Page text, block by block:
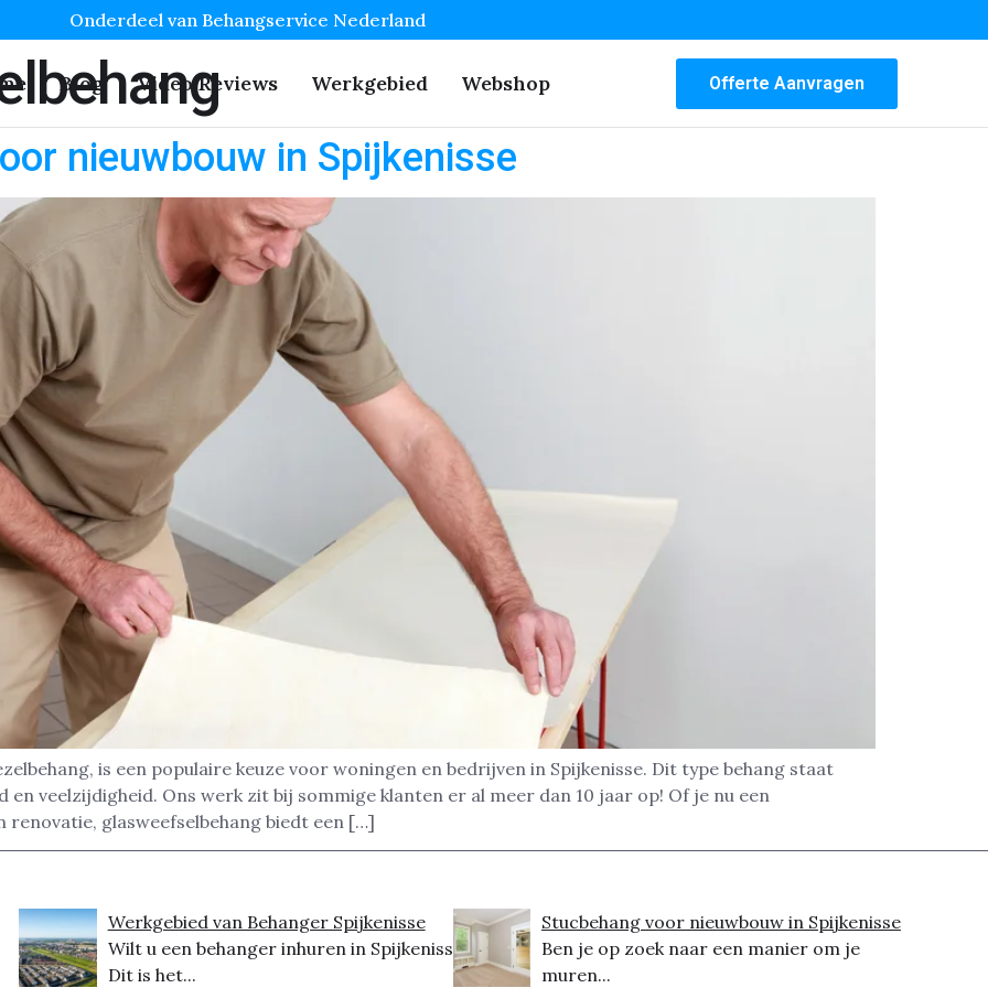
Onderdeel van Behangservice Nederland
Blog Video Reviews Werkgebied Webshop Offerte Aanvragen
nieuwbouw in Spijkenisse
is een populaire keuze voor woningen en bedrijven in Spijkenisse. Dit type behang staat
en veelzijdigheid. Ons werk zit bij sommige klanten er al meer dan 10 jaar op! Of je nu een
glasweefselbehang biedt een […]
Werkgebied van Behanger Spijkenisse
Wilt u een behanger inhuren in Spijkenisse?
Dit is het...
Stucbehang voor nieuwbouw in Spijkenisse
Ben je op zoek naar een manier om je
muren...